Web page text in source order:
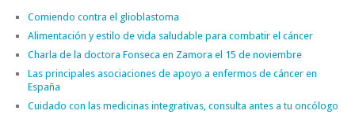
Comiendo contra el glioblastoma
Alimentación y estilo de vida saludable para combatir el cáncer
Charla de la doctora Fonseca en Zamora el 15 de noviembre
Las principales asociaciones de apoyo a enfermos de cáncer en
España
Cuidado con las medicinas integrativas, consulta antes a tu oncólogo